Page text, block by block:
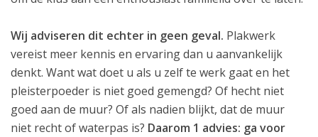
Wij adviseren dit echter in geen geval. Plakwerk
vereist meer kennis en ervaring dan u aanvankelijk
denkt. Want wat doet u als u zelf te werk gaat en het
pleisterpoeder is niet goed gemengd? Of hecht niet
goed aan de muur? Of als nadien blijkt, dat de muur
niet recht of waterpas is? Daarom 1 advies: ga voor